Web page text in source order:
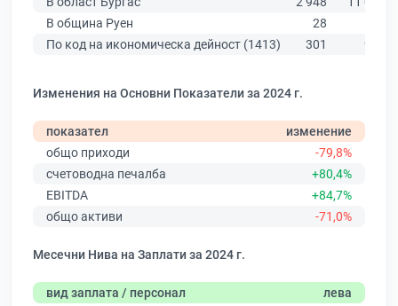
В община Руен
28
По код на икономическа дейност (1413)
301 978
Изменения на Основни Показатели за 2024 г.
показател
изменение
общо приходи
-79,8%
счетоводна печалба
+80,4%
EBITDA
+84,7%
общо активи
-71,0%
Месечни Нива на Заплати за 2024 г.
вид заплата / персонал
лева